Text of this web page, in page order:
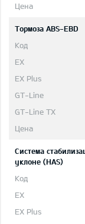
Тормоза ABS-EBD
Система
уклоне (HAS)